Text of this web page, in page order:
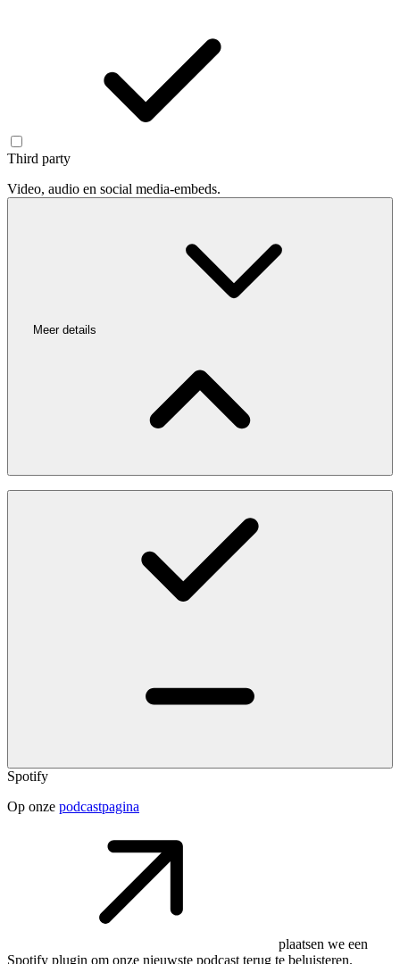
Third party
Video, audio en social media-embeds.
Meer details
Spotify
Op onze podcastpagina
plaatsen we een
Spotify plugin om onze nieuwste podcast terug te beluisteren.